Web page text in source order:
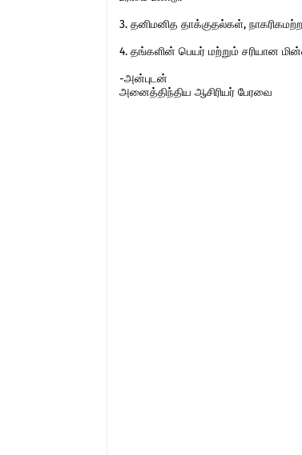
3. தனிமனித தாக்குதல்கள்,
4. தங்களின் பெயர் மற்றும் சரியான
-அன்புடன்
அனைத்திந்திய ஆசிரியர் பேரவை